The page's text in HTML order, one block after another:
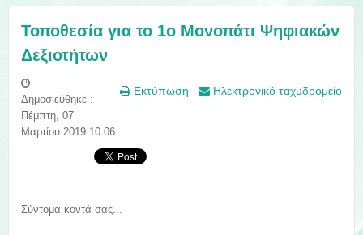
Τοποθεσία για το 1ο Μονοπάτι Ψηφιακών
Δεξιοτήτων
Εκτύπωση Ηλεκτρονικό ταχυδρομείο
Δημοσιεύθηκε :
Πέμπτη, 07
Μαρτίου 2019 10:06
Σύντομα κοντά σας...